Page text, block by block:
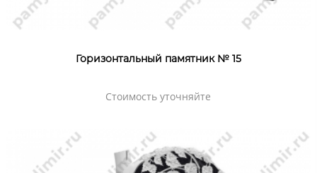
Горизонтальный памятник № 15
Стоимость уточняйте